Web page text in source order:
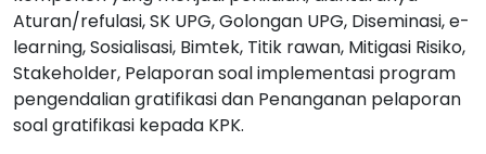
Aturan/refulasi, SK UPG, Golongan UPG, Diseminasi, e-
learning, Sosialisasi, Bimtek, Titik rawan, Mitigasi Risiko,
Stakeholder, Pelaporan soal implementasi program
pengendalian gratifikasi dan Penanganan pelaporan
soal gratifikasi kepada KPK.